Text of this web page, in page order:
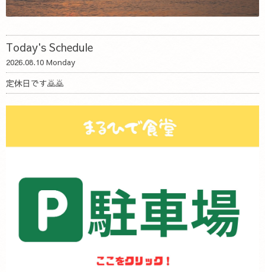
Today's Schedule
2026.08.10 Monday
定休日です🙇🙇